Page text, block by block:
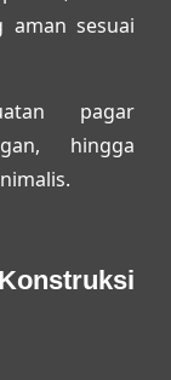
aman sesuai
pagar
hingga